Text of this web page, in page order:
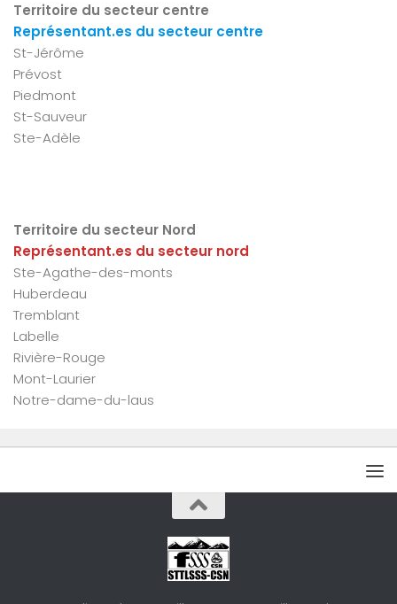
Territoire du secteur centre
Représentant.es du secteur centre
St-Jérôme
Prévost
Piedmont
St-Sauveur
Ste-Adèle
Territoire du secteur Nord
Représentant.es du secteur nord
Ste-Agathe-des-monts
Huberdeau
Tremblant
Labelle
Rivière-Rouge
Mont-Laurier
Notre-dame-du-laus